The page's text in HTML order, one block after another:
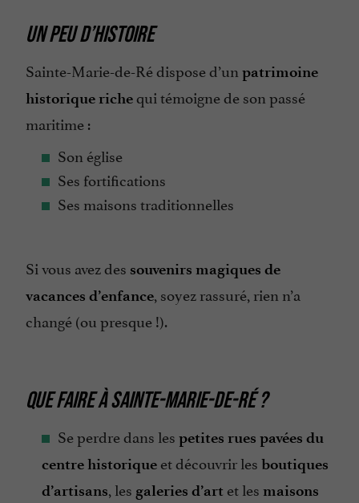
UN PEU D’HISTOIRE
Sainte-Marie-de-Ré dispose d’un patrimoine
historique richequi témoigne de son passé
maritime :
Son église
Ses fortifications
Ses maisons traditionnelles
Si vous avez des souvenirs magiques de
vacances d’enfance, soyez rassuré, rien n’a
changé (ou presque !).
QUE FAIRE À SAINTE-MARIE-DE-RÉ ?
Se perdre dans les petites rues pavées du
centre historique et découvrir les boutiques
d’artisans, les galeries d’art et les maisons